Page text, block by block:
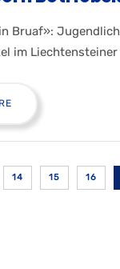
Bruaf»:
im Liechtensteiner
14 15 16